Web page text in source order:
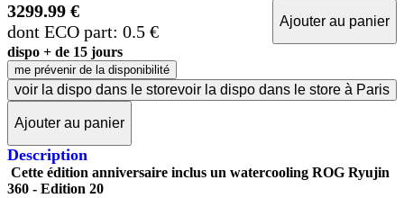
3299.99 €
dont ECO part: 0.5 €
Ajouter au panier
dispo + de 15 jours
me prévenir de la disponibilité
voir la dispo dans le storevoir la dispo dans le store à Paris
Ajouter au panier
Description
Cette édition anniversaire inclus un watercooling ROG Ryujin
360 - Edition 20